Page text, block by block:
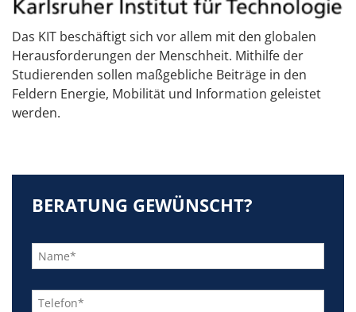
Das KIT beschäftigt sich vor allem mit den globalen
Herausforderungen der Menschheit. Mithilfe der
Studierenden sollen maßgebliche Beiträge in den
Feldern Energie, Mobilität und Information geleistet
werden.
BERATUNG GEWÜNSCHT?
lasse